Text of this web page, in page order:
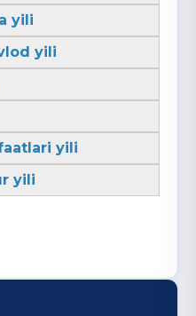
yili
yili
yili
yili